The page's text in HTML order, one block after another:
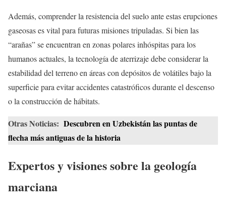
Además, comprender la resistencia del suelo ante estas erupciones
gaseosas es vital para futuras misiones tripuladas. Si bien las
“arañas” se encuentran en zonas polares inhóspitas para los
humanos actuales, la tecnología de aterrizaje debe considerar la
estabilidad del terreno en áreas con depósitos de volátiles bajo la
superficie para evitar accidentes catastróficos durante el descenso
o la construcción de hábitats.
Otras Noticias: Descubren en Uzbekistán las puntas de
flecha más antiguas de la historia
Expertos y visiones sobre la geología
marciana